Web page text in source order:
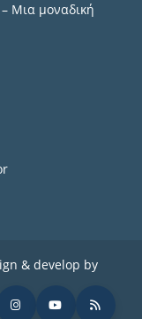
Μια μοναδική
& develop by